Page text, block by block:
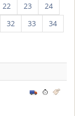
22 23
24
32 33
34